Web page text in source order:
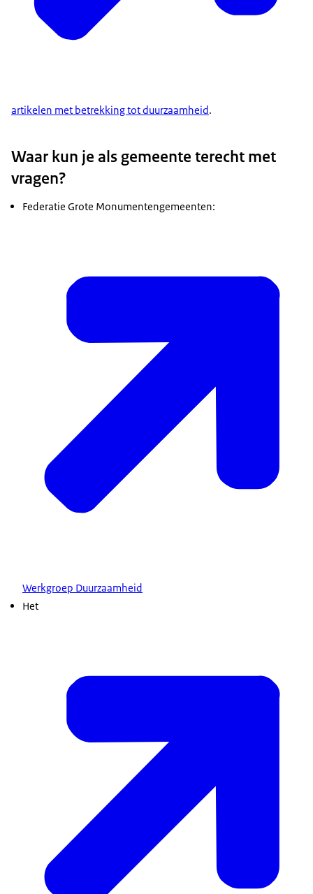
artikelen met betrekking tot duurzaamheid.
Waar kun je als gemeente terecht met
vragen?
Federatie Grote Monumentengemeenten:
Werkgroep Duurzaamheid
Het